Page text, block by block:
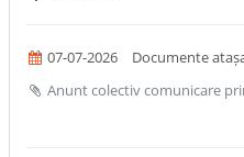
07-07-2026 Documente
Anunt colectiv comunicare